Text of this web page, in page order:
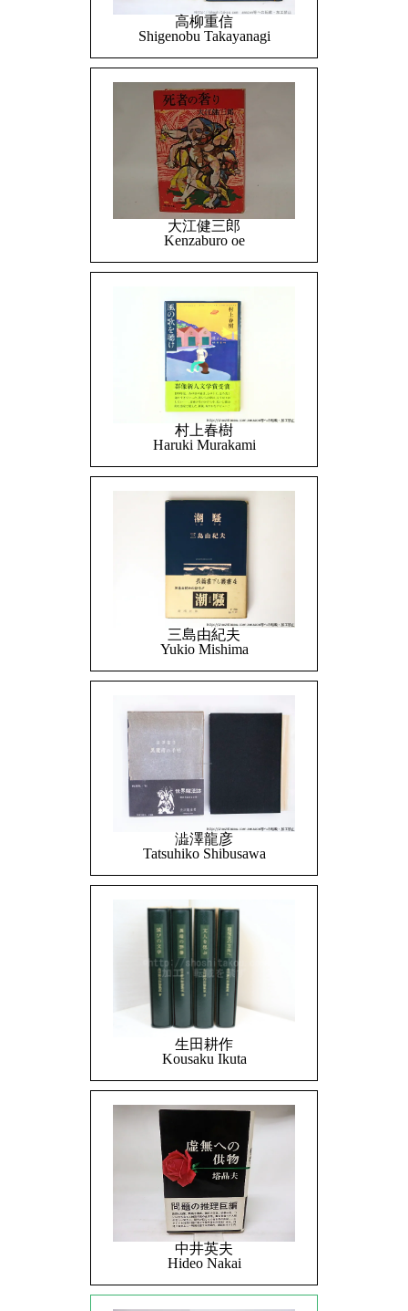
高柳重信
Shigenobu Takayanagi
大江健三郎
Kenzaburo oe
村上春樹
Haruki Murakami
三島由紀夫
Yukio Mishima
澁澤龍彦
Tatsuhiko Shibusawa
生田耕作
Kousaku Ikuta
中井英夫
Hideo Nakai